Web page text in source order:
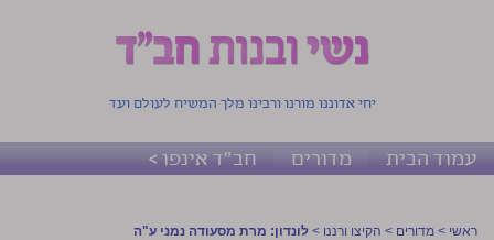
יחי אדוננו מורנו ורבינו מלך המשיח לעולם ועד
עמוד הבית מדורים חב"ד אינפו >
ראשי > מדורים > הקיצו ורננו > לונדון: מרת מסעודה נמני ע"ה